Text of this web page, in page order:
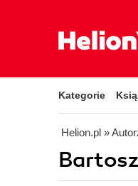
Kategorie
Helion.pl »